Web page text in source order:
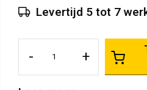
Levertijd 5 tot 7
- +